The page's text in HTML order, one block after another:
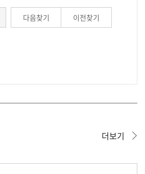
다음찾기 이전찾기
더보기